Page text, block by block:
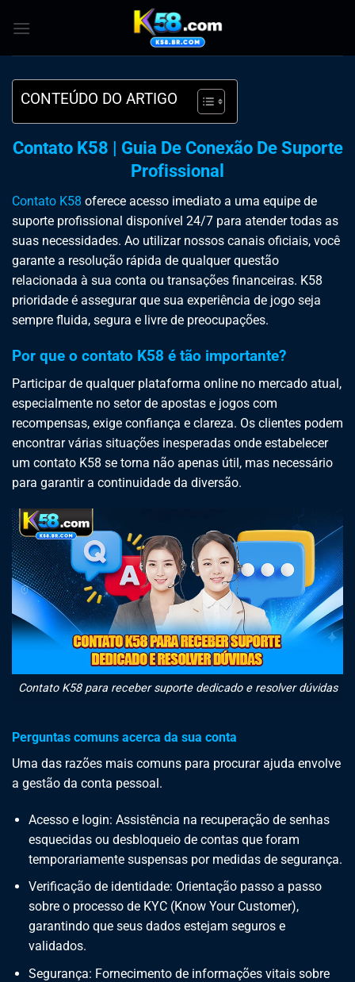
CONTEÚDO DO ARTIGO
Contato K58 | Guia De Conexão De Suporte
Profissional
Contato K58 oferece acesso imediato a uma equipe de
suporte profissional disponível 24/7 para atender todas as
suas necessidades. Ao utilizar nossos canais oficiais, você
garante a resolução rápida de qualquer questão
relacionada à sua conta ou transações financeiras. K58
prioridade é assegurar que sua experiência de jogo seja
sempre fluida, segura e livre de preocupações.
Por que o contato K58 é tão importante?
Participar de qualquer plataforma online no mercado atual,
especialmente no setor de apostas e jogos com
recompensas, exige confiança e clareza. Os clientes podem
encontrar várias situações inesperadas onde estabelecer
um contato K58 se torna não apenas útil, mas necessário
para garantir a continuidade da diversão.
Contato K58 para receber suporte dedicado e resolver dúvidas
Perguntas comuns acerca da sua conta
Uma das razões mais comuns para procurar ajuda envolve
a gestão da conta pessoal.
Acesso e login: Assistência na recuperação de senhas
esquecidas ou desbloqueio de contas que foram
temporariamente suspensas por medidas de segurança.
Verificação de identidade: Orientação passo a passo
sobre o processo de KYC (Know Your Customer),
garantindo que seus dados estejam seguros e
validados.
Segurança: Fornecimento de informações vitais sobre